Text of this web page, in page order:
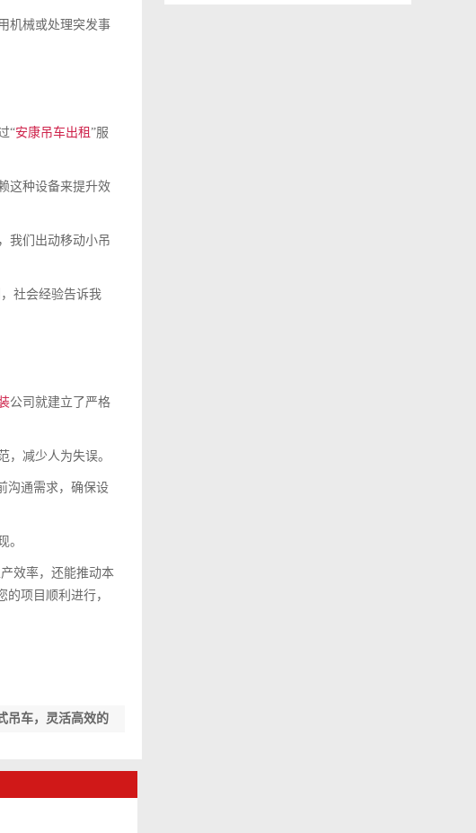
机械或处理突发事
“安康吊车出租 ”服
这种设备来提升效
我们出动移动小吊
社会经验告诉我
公司就建立了严格
，减少人为失误。
沟通需求，确保设
。
效率，还能推动本
项目顺利进行，
吊车，灵活高效的